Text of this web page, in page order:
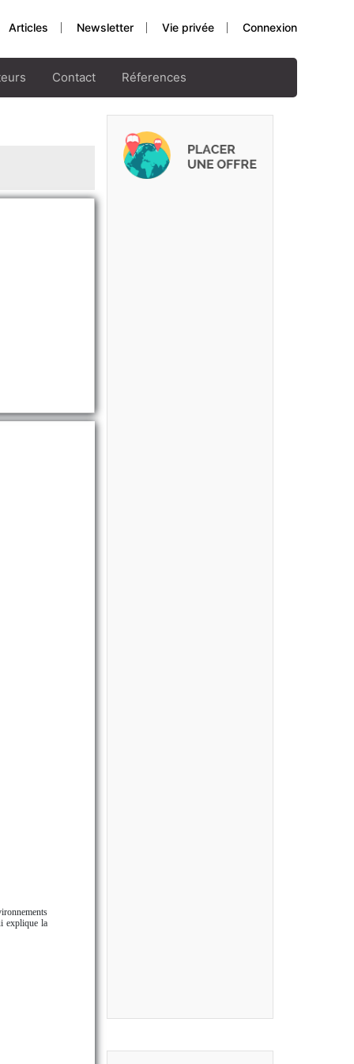
Articles Newsletter Vie privée Connexion
Contact Réferences
explique la